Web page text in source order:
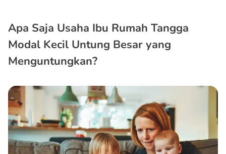
Apa Saja Usaha Ibu Rumah Tangga
Modal Kecil Untung Besar yang
Menguntungkan?